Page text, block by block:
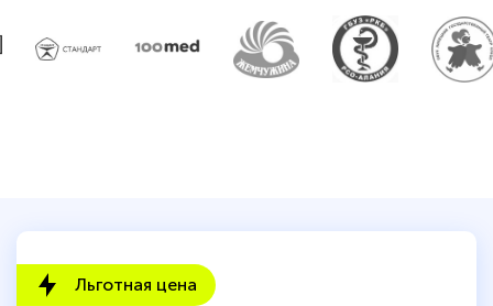
10 марта 2026
Оставила заявку на обучение онлайн, мне
прохождения курса, удобная система
аттестации, проблем не возникло ни на
каком этапе…
Льготная цена